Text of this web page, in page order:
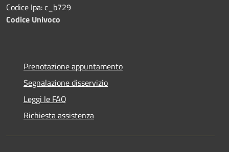
Codice Ipa: c_b729
Codice Univoco
Prenotazione appuntamento
Segnalazione disservizio
Leggi le FAQ
Richiesta assistenza